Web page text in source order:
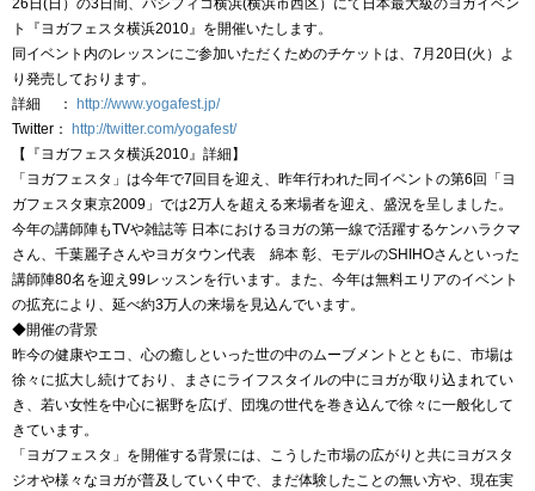
26日(日）の3日間、パシフィコ横浜(横浜市西区）にて日本最大級のヨガイベン
ト『ヨガフェスタ横浜2010』を開催いたします。
同イベント内のレッスンにご参加いただくためのチケットは、7月20日(火）よ
り発売しております。
詳細 ：
http://www.yogafest.jp/
Twitter：
http://twitter.com/yogafest/
【『ヨガフェスタ横浜2010』詳細】
「ヨガフェスタ」は今年で7回目を迎え、昨年行われた同イベントの第6回「ヨ
ガフェスタ東京2009」では2万人を超える来場者を迎え、盛況を呈しました。
今年の講師陣もTVや雑誌等 日本におけるヨガの第一線で活躍するケンハラクマ
さん、千葉麗子さんやヨガタウン代表 綿本 彰、モデルのSHIHOさんといった
講師陣80名を迎え99レッスンを行います。また、今年は無料エリアのイベント
の拡充により、延べ約3万人の来場を見込んでいます。
◆開催の背景
昨今の健康やエコ、心の癒しといった世の中のムーブメントとともに、市場は
徐々に拡大し続けており、まさにライフスタイルの中にヨガが取り込まれてい
き、若い女性を中心に裾野を広げ、団塊の世代を巻き込んで徐々に一般化して
きています。
「ヨガフェスタ」を開催する背景には、こうした市場の広がりと共にヨガスタ
ジオや様々なヨガが普及していく中で、まだ体験したことの無い方や、現在実